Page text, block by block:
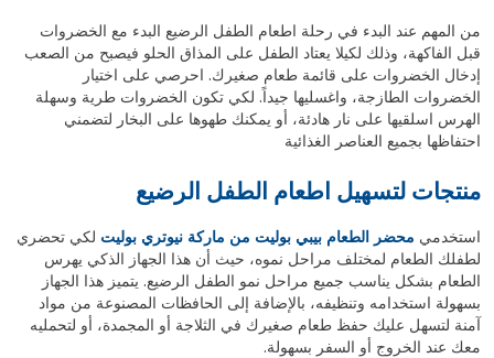
من المهم عند البدء في رحلة اطعام الطفل الرضيع البدء مع الخضروات
قبل الفاكهة، وذلك لكيلا يعتاد الطفل على المذاق الحلو فيصبح من الصعب
إدخال الخضروات على قائمة طعام صغيرك. احرصي على اختيار
الخضروات الطازجة، واغسليها جيداً. لكي تكون الخضروات طرية وسهلة
الهرس اسلقيها على نار هادئة، أو يمكنك طهوها على البخار لتضمني
احتفاظها بجميع العناصر الغذائية
منتجات لتسهيل اطعام الطفل الرضيع
استخدمي محضر الطعام بيبي بوليت من ماركة نيوتري بوليت لكي تحضري
لطفلك الطعام لمختلف مراحل نموه، حيث أن هذا الجهاز الذكي يهرس
الطعام بشكل يناسب جميع مراحل نمو الطفل الرضيع. يتميز هذا الجهاز
بسهولة استخدامه وتنظيفه، بالإضافة إلى الحافظات المصنوعة من مواد
آمنة لتسهل عليك حفظ طعام صغيرك في الثلاجة أو المجمدة، أو لتحمليه
معك عند الخروج أو السفر بسهولة.